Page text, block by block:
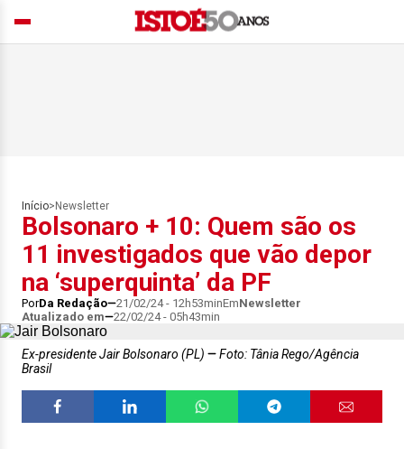
Início> Newsletter
Bolsonaro + 10: Quem são os
11 investigados que vão depor
na ‘superquinta’ da PF
PorDa Redação 21/02/24 - 12h53minEmNewsletter
Atualizado em
22/02/24 - 05h43min
Ex-presidente Jair Bolsonaro (PL)
Foto: Tânia Rego/Agência
Brasil